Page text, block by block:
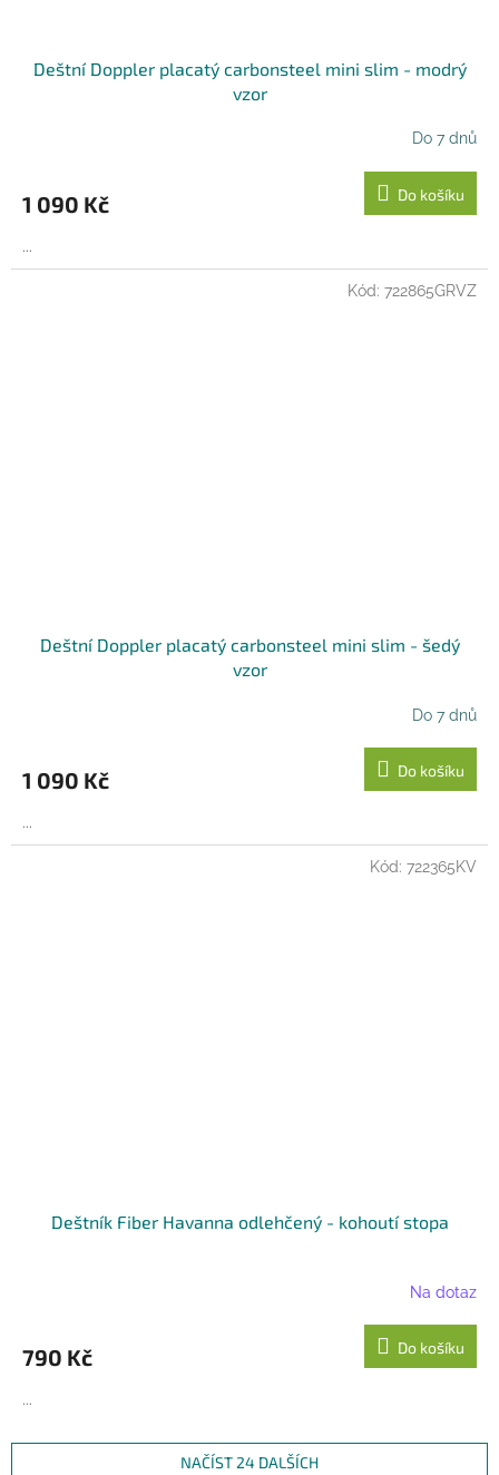
Deštní Doppler placatý carbonsteel mini slim - modrý
vzor
Do 7 dnů
1 090 Kč Do košíku
...
Deštní Doppler placatý carbonsteel mini slim - šedý
vzor
Do 7 dnů
1 090 Kč Do košíku
...
Kód: 722865GRVZ
Deštník Fiber Havanna odlehčený - kohoutí stopa
Na dotaz
790 Kč Do košíku
...
Kód: 722365KV
NAČÍST 24 DALŠÍCH